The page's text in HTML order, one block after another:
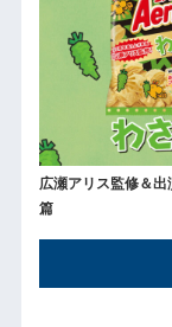
広瀬アリス監修＆出
篇